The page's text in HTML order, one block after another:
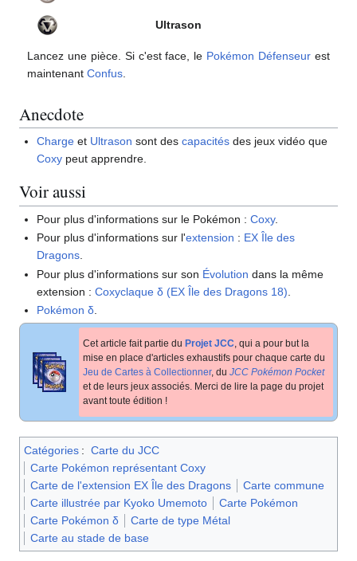
Ultrason
Lancez une pièce. Si c'est face, le Pokémon Défenseur est
maintenant Confus
Anecdote
Charge et Ultrason sont descapacités des jeux vidéo que
Coxy peut apprendre.
Voir aussi
Pour plus d'informations sur le Pokémon :Coxy.
Pour plus d'informations sur l'extension : EX Île des
Dragons.
Pour plus d'informations sur son Évolution dans la même
extension :Coxyclaque δ (EX Île des Dragons 18)
Pokémon δ
Cet article fait partie du Projet JCC, qui a pour but la
mise en place d'articles exhaustifs pour chaque carte du
Jeu de Cartes à Collectionner, du JCC Pokémon Pocket
et de leurs jeux associés. Merci de lire la page du projet
avant toute édition !
Catégories : Carte du JCC
Carte Pokémon représentant Coxy
Carte de l'extension EX Île des Dragons
Carte commune
Carte illustrée par Kyoko Umemoto
Carte Pokémon
Carte Pokémon δ
Carte de type Métal
Carte au stade de base